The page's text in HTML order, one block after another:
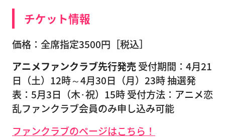
チケット情報
価格：全席指定3500円［税込］
アニメファンクラブ先行発売受付期間：4月21
日（土）12時～4月30日（月）23時 抽選発
表：5月3日（木･祝）15時 受付方法：アニメ恋
乱ファンクラブ会員のみ申し込み可能
ファンクラブのページはこちら！